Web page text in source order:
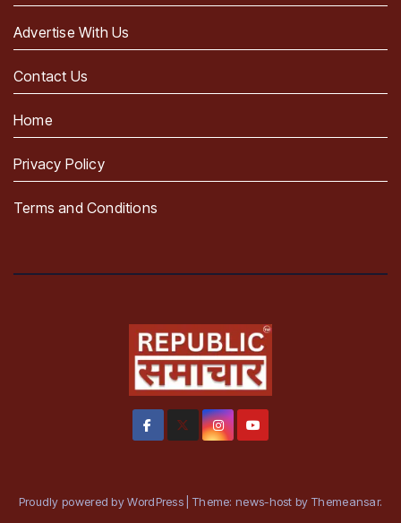
Advertise With Us
Contact Us
Home
Privacy Policy
Terms and Conditions
Proudly powered by WordPress Theme: news-host by Themeansar.